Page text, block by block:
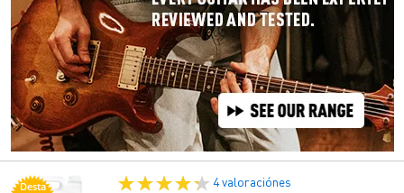
Desta 4 valoraciónes